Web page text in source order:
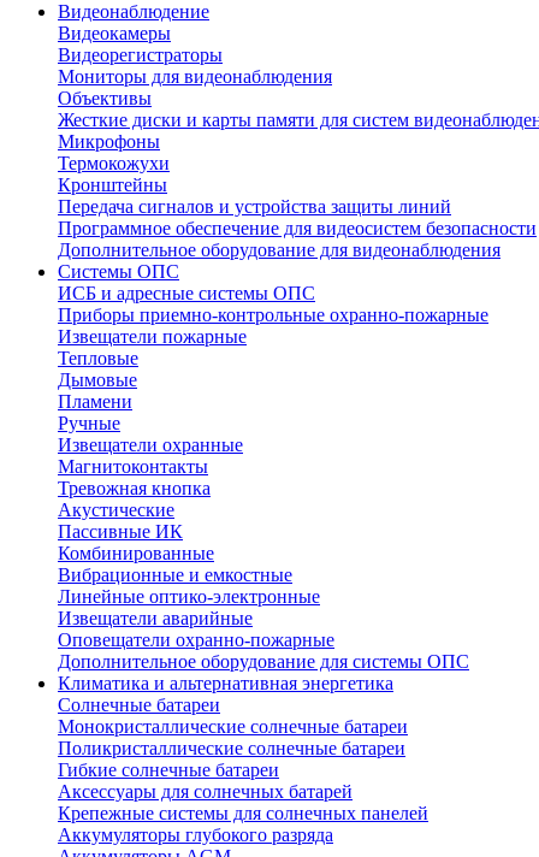
Видеонаблюдение
Видеокамеры
Видеорегистраторы
Мониторы для видеонаблюдения
Объективы
Жесткие диски и карты памяти для систем
Микрофоны
Термокожухи
Кронштейны
Передача сигналов и устройства защиты линий
Программное обеспечение для видеосистем безопасности
Дополнительное оборудование для видеонаблюдения
Системы ОПС
ИСБ и адресные системы ОПС
Приборы приемно-контрольные охранно-пожарные
Извещатели пожарные
Тепловые
Дымовые
Пламени
Ручные
Извещатели охранные
Магнитоконтакты
Тревожная кнопка
Акустические
Пассивные ИК
Комбинированные
Вибрационные и емкостные
Линейные оптико-электронные
Извещатели аварийные
Оповещатели охранно-пожарные
Дополнительное оборудование для системы ОПС
Климатика и альтернативная энергетика
Солнечные батареи
Монокристаллические солнечные батареи
Поликристаллические солнечные батареи
Гибкие солнечные батареи
Аксессуары для солнечных батарей
Крепежные системы для солнечных панелей
Аккумуляторы глубокого разряда